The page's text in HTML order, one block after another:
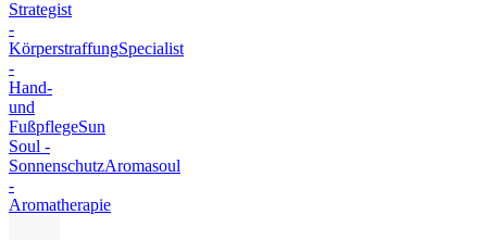
Strategist
-
KörperstraffungSpecialist
-
Hand-
und
FußpflegeSun
Soul -
SonnenschutzAromasoul
-
Aromatherapie